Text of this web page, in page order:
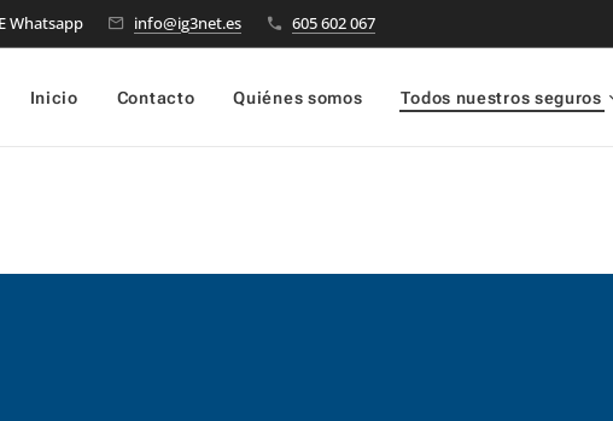
Whatsapp info@ig3net.es 605 602 067
Inicio Contacto Quiénes somos Todos nuestros seguros